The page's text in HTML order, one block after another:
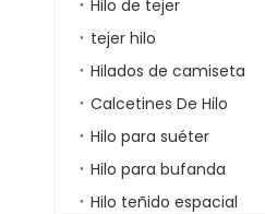
Hilo de tejer
tejer hilo
Hilados de camiseta
Calcetines De Hilo
Hilo para suéter
Hilo para bufanda
Hilo teñido espacial